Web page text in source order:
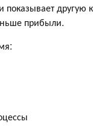
показывает
прибыли.